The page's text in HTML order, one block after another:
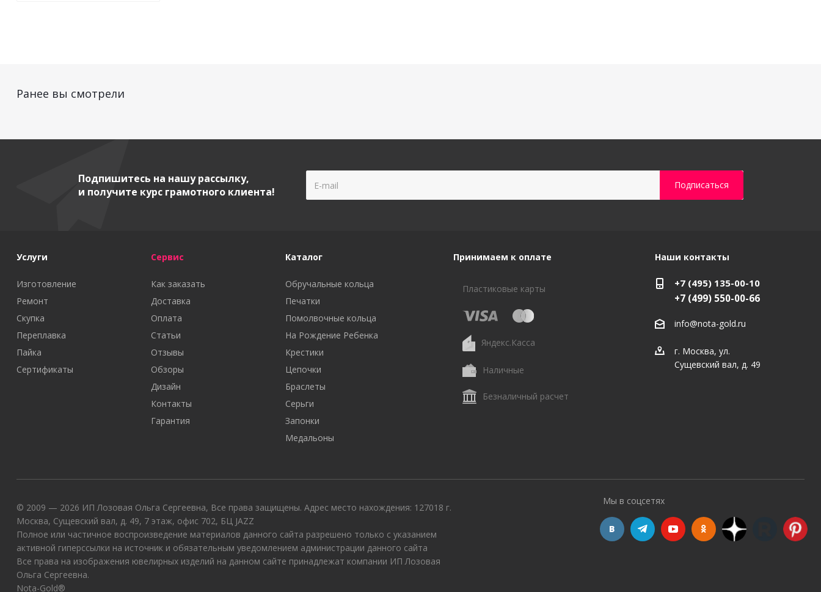
Ранее вы смотрели
Подпишитесь на нашу рассылку,
и получите курс грамотного клиента!
Услуги
Изготовление
Ремонт
Скупка
Переплавка
Пайка
Сертификаты
Сервис
Как заказать
Доставка
Оплата
Статьи
Отзывы
Обзоры
Дизайн
Контакты
Гарантия
Каталог
Обручальные кольца
Печатки
Помолвочные кольца
На Рождение Ребенка
Крестики
Цепочки
Браслеты
Серьги
Запонки
Медальоны
Принимаем к оплате
Пластиковые карты
Яндекс.Касса
Наличные
Безналичный расчет
Наши контакты
+7 (495) 135-00-10
+7 (499) 550-00-66
info@nota-gold.ru
г. Москва, ул.
Сущевский вал, д. 49
© 2009 — 2026 ИП Лозовая Ольга Сергеевна, Все права защищены. Адрес место нахождения: 127018 г.
Москва, Сущевский вал, д. 49, 7 этаж, офис 702, БЦ JAZZ
Полное или частичное воспроизведение материалов данного сайта разрешено только с указанием
активной гиперссылки на источник и обязательным уведомлением администрации данного сайта
Все права на изображения ювелирных изделий на данном сайте принадлежат компании ИП Лозовая
Ольга Сергеевна.
Nota-Gold®
Мы в соцсетях